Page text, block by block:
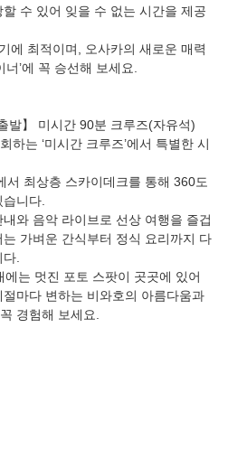
수 있어 잊을 수 없는 시간을 제공
에 최적이며, 오사카의 새로운 매력
’에 꼭 승선해 보세요.
발】 미시간 90분 크루즈(자유석)
하는 ‘미시간 크루즈’에서 특별한 시
서 최상층 스카이데크를 통해 360도
니다.
와 음악 라이브로 선상 여행을 즐겁
가벼운 간식부터 정식 요리까지 다
.
에는 멋진 포토 스팟이 곳곳에 있어
마다 변하는 비와호의 아름다움과
경험해 보세요.